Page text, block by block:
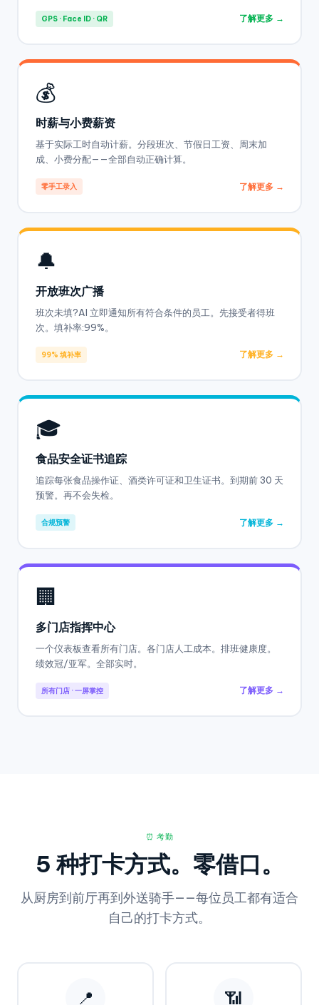
GPS · Face ID · QR 了解更多 →
💰
时薪与小费薪资
基于实际工时自动计薪。分段班次、节假日工资、周末加
成、小费分配——全部自动正确计算。
零手工录入 了解更多 →
🔔
开放班次广播
班次未填?AI 立即通知所有符合条件的员工。先接受者得班
次。填补率:99%。
99% 填补率 了解更多 →
🎓
食品安全证书追踪
追踪每张食品操作证、酒类许可证和卫生证书。到期前 30 天
预警。再不会失检。
合规预警 了解更多 →
🏢
多门店指挥中心
一个仪表板查看所有门店。各门店人工成本。排班健康度。
绩效冠/亚军。全部实时。
所有门店 · 一屏掌控 了解更多 →
⏰ 考勤
5 种打卡方式。零借口。
从厨房到前厅再到外送骑手——每位员工都有适合
自己的打卡方式。
📍 📶